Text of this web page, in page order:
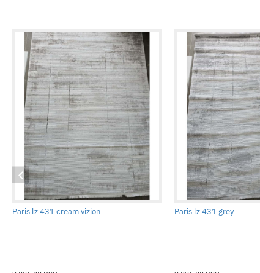
Paris lz 431 cream vizion Paris lz 431 grey